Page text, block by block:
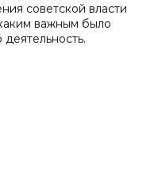
советской власти
важным было